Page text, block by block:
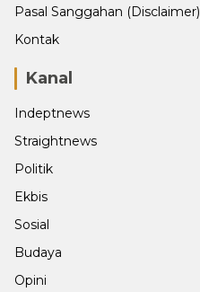
Pasal Sanggahan (Disclaimer)
Kontak
Kanal
Indeptnews
Straightnews
Politik
Ekbis
Sosial
Budaya
Opini